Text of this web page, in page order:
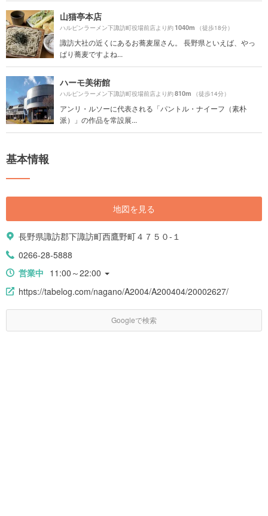
山猫亭本店
ハルピンラーメン下諏訪町役場前店より約1040m （徒歩18分）
諏訪大社の近くにあるお蕎麦屋さん。 長野県といえば、やっ
ぱり蕎麦ですよね...
ハーモ美術館
ハルピンラーメン下諏訪町役場前店より約810m （徒歩14分）
アンリ・ルソーに代表される「パントル・ナイーフ（素朴
派）」の作品を常設展...
基本情報
地図を見る
長野県諏訪郡下諏訪町西鷹野町４７５０-１
0266-28-5888
営業中 11:00～22:00
https://tabelog.com/nagano/A2004/A200404/20002627/
Googleで検索